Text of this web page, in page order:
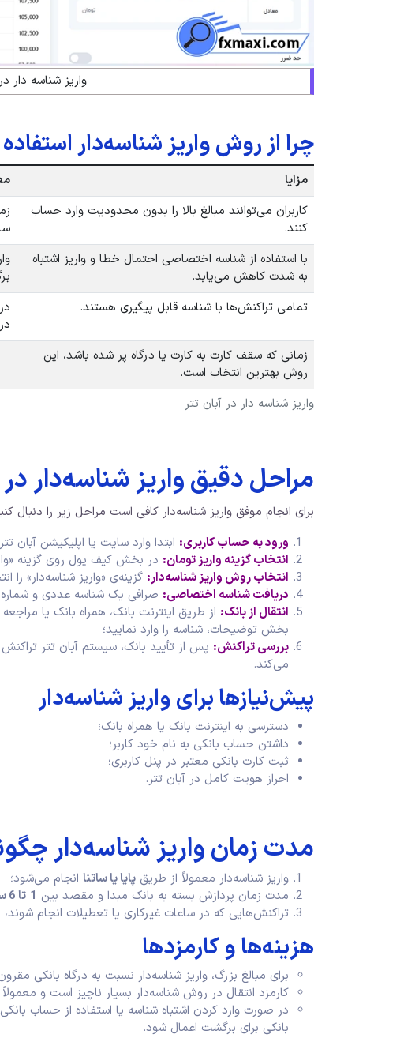
واریز شناسه دار
چرا از روش واریز شناسه‌دار
واریز شناسه دار در آبان تتر
مزایا
کاربران می‌توانند مبالغ بالا را بدون محدودیت وارد حساب
کنند.
با استفاده از شناسه اختصاصی احتمال خطا و واریز اشتباه
به شدت کاهش می‌یابد.
تمامی تراکنش‌ها با شناسه قابل پیگیری هستند.
زمانی که سقف کارت به کارت یا درگاه پر شده باشد، این
روش بهترین انتخاب است.
–
مراحل دقیق واریز شناسه‌دار در
برای انجام موفق واریز شناسه‌دار کافی است مراحل زیر را دنبال
ورود به حساب کاربری: ابتدا وارد سایت یا اپلیکیشن آبان
انتخاب گزینه واریز تومان: در بخش کیف پول روی گزینه
انتخاب روش واریز شناسه‌دار: گزینه‌ی «واریز شناسه‌دار» را
دریافت شناسه اختصاصی: صرافی یک شناسه عددی و
انتقال از بانک: از طریق اینترنت بانک، همراه بانک یا
بخش توضیحات، شناسه را وارد نمایید؛
بررسی تراکنش: پس از تأیید بانک، سیستم آبان تتر
می‌کند.
پیش‌نیازها برای واریز شناسه‌دار
دسترسی به اینترنت بانک یا همراه بانک؛
داشتن حساب بانکی به نام خود کاربر؛
ثبت کارت بانکی معتبر در پنل کاربری؛
احراز هویت کامل در آبان تتر.
مدت زمان واریز شناسه‌دار
واریز شناسه‌دار معمولاً از طریق پایا یا ساتنا انجام می‌شود؛
مدت زمان پردازش بسته به بانک مبدا و مقصد بین 1 تا 6
تراکنش‌هایی که در ساعات غیرکاری یا تعطیلات انجام
هزینه‌ها و کارمزدها
برای مبالغ بزرگ، واریز شناسه‌دار نسبت به درگاه بانکی
کارمزد انتقال در روش شناسه‌دار بسیار ناچیز است و
در صورت وارد کردن اشتباه شناسه یا استفاده از حساب
بانکی برای برگشت اعمال شود.